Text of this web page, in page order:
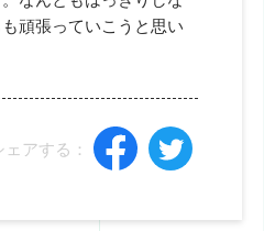
頑張っていこうと思い
ェアする：